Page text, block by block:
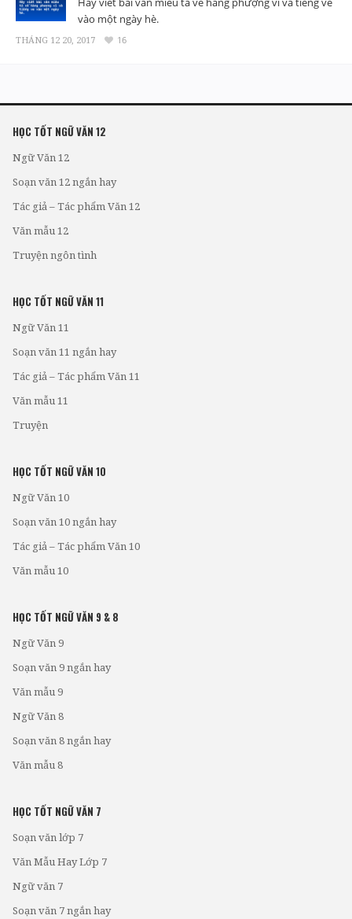
vào một ngày hè.
THÁNG 12 20, 2017 16
HỌC TỐT NGỮ VĂN 12
Ngữ Văn 12
Soạn văn 12 ngắn hay
Tác giả – Tác phẩm Văn 12
Văn mẫu 12
Truyện ngôn tình
HỌC TỐT NGỮ VĂN 11
Ngữ Văn 11
Soạn văn 11 ngắn hay
Tác giả – Tác phẩm Văn 11
Văn mẫu 11
Truyện
HỌC TỐT NGỮ VĂN 10
Ngữ Văn 10
Soạn văn 10 ngắn hay
Tác giả – Tác phẩm Văn 10
Văn mẫu 10
HỌC TỐT NGỮ VĂN 9 & 8
Ngữ Văn 9
Soạn văn 9 ngắn hay
Văn mẫu 9
Ngữ Văn 8
Soạn văn 8 ngắn hay
Văn mẫu 8
HỌC TỐT NGỮ VĂN 7
Soạn văn lớp 7
Văn Mẫu Hay Lớp 7
Ngữ văn 7
Soạn văn 7 ngắn hay